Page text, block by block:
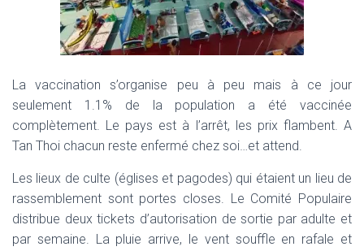
La vaccination s’organise peu à peu mais à ce jour
seulement 1.1% de la population a été vaccinée
complètement. Le pays est à l’arrêt, les prix flambent.A
Tan Thoi chacun reste enfermé chez soi…et attend.
Les lieux de culte (églises et pagodes) qui étaient un lieu de
rassemblement sont portes closes. Le Comité Populaire
distribue deux tickets d’autorisation de sortie par adulte et
par semaine. La pluie arrive, le vent souffle en rafale et